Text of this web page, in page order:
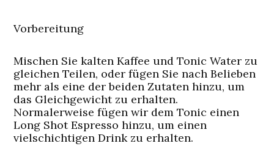
Vorbereitung
Mischen Sie kalten Kaffee und Tonic Water zu
gleichen Teilen, oder fügen Sie nach Belieben
mehr als eine der beiden Zutaten hinzu, um
das Gleichgewicht zu erhalten.
Normalerweise fügen wir dem Tonic einen
Long Shot Espresso hinzu, um einen
vielschichtigen Drink zu erhalten.